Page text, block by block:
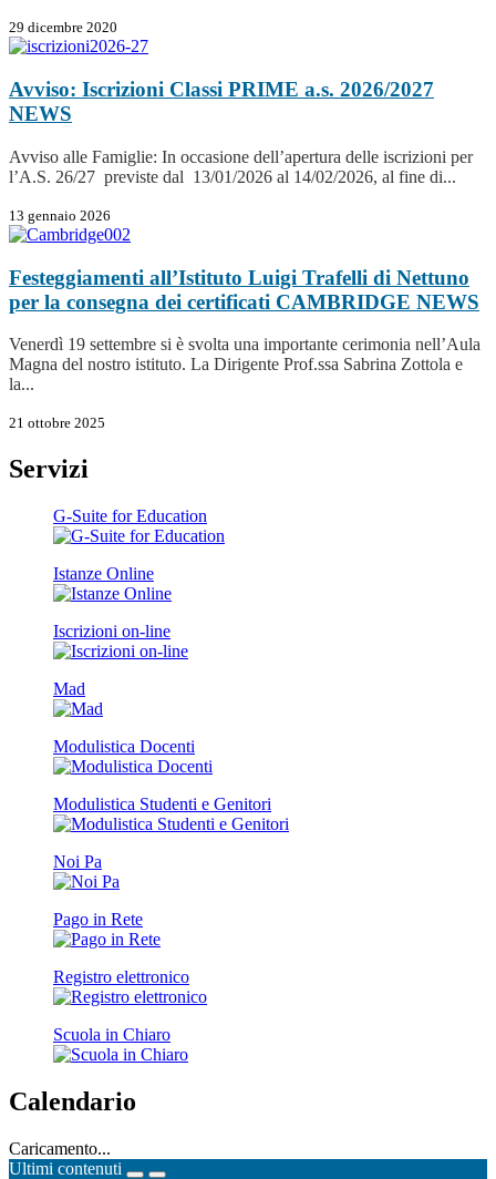
29 dicembre 2020
Avviso: Iscrizioni Classi PRIME a.s. 2026/2027
NEWS
Avviso alle Famiglie: In occasione dell’apertura delle iscrizioni per
l’A.S. 26/27 previste dal 13/01/2026 al 14/02/2026, al fine di...
13 gennaio 2026
Festeggiamenti all’Istituto Luigi Trafelli di Nettuno
per la consegna dei certificati CAMBRIDGE NEWS
Venerdì 19 settembre si è svolta una importante cerimonia nell’Aula
Magna del nostro istituto. La Dirigente Prof.ssa Sabrina Zottola e
la...
21 ottobre 2025
Servizi
G-Suite for Education
Istanze Online
Iscrizioni on-line
Mad
Modulistica Docenti
Modulistica Studenti e Genitori
Noi Pa
Pago in Rete
Registro elettronico
Scuola in Chiaro
Calendario
Caricamento...
Ultimi contenuti